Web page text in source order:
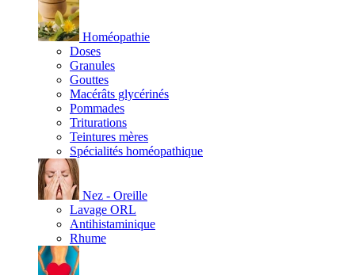
Homéopathie
Doses
Granules
Gouttes
Macérâts glycérinés
Pommades
Triturations
Teintures mères
Spécialités homéopathique
Nez - Oreille
Lavage ORL
Antihistaminique
Rhume